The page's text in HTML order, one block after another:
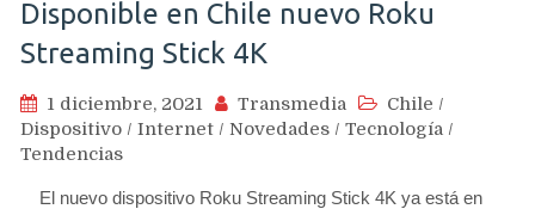
Disponible en Chile nuevo Roku
Streaming Stick 4K
1 diciembre, 2021 Transmedia Chile /
Dispositivo / Internet / Novedades / Tecnología /
Tendencias
El nuevo dispositivo Roku Streaming Stick 4K ya está en